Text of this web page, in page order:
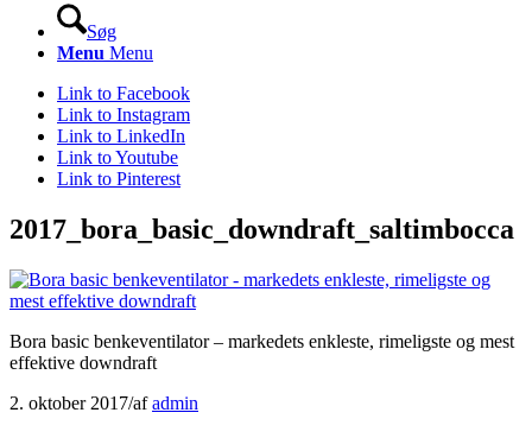
Søg
Menu Menu
Link to Facebook
Link to Instagram
Link to LinkedIn
Link to Youtube
Link to Pinterest
2017_bora_basic_downdraft_saltimbocca
Bora basic benkeventilator – markedets enkleste, rimeligste og mest
effektive downdraft
2. oktober 2017/afadmin